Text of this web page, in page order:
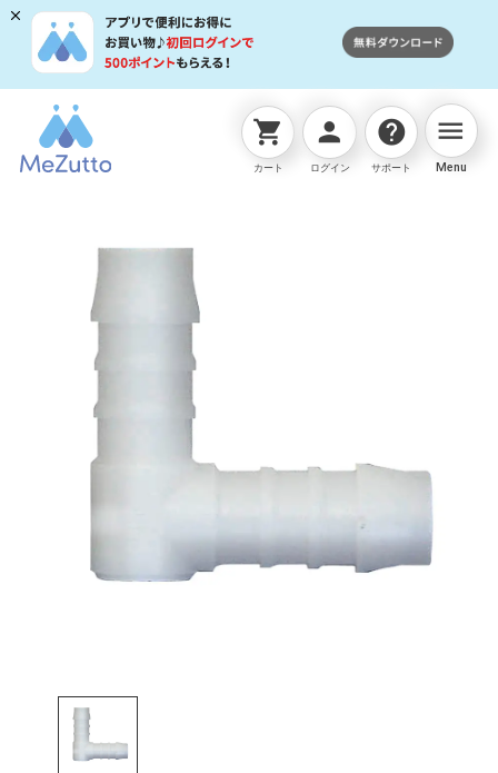
shopping_cart
カート
person
ログイン
help
サポート
menu
Menu
ネットストアTOP ホースジョイント L型ﾎｰｽ継手